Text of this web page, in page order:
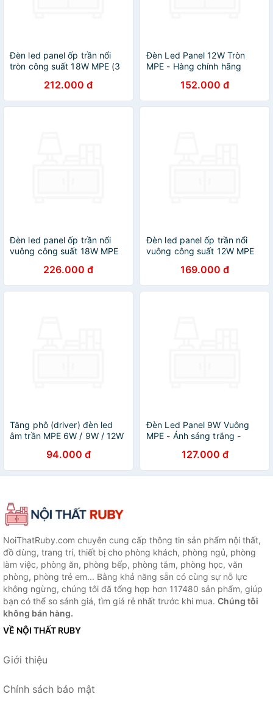
Đèn led panel ốp trần nổi
tròn công suất 18W MPE (3
212.000 đ
Đèn Led Panel 12W Tròn
MPE - Hàng chính hãng
152.000 đ
Đèn led panel ốp trần nổi
vuông công suất 18W MPE
226.000 đ
Đèn led panel ốp trần nổi
vuông công suất 12W MPE
169.000 đ
Tăng phô (driver) đèn led
âm trần MPE 6W / 9W / 12W
94.000 đ
Đèn Led Panel 9W Vuông
MPE - Ánh sáng trắng -
127.000 đ
NoiThatRuby.com chuyên cung cấp thông tin sản phẩm nội thất,
đồ dùng, trang trí, thiết bị cho phòng khách, phòng ngủ, phòng
làm việc, phòng ăn, phòng bếp, phòng tắm, phòng học, văn
phòng, phòng trẻ em... Bằng khả năng sẵn có cùng sự nỗ lực
không ngừng, chúng tôi đã tổng hợp hơn 117480 sản phẩm, giúp
bạn có thể so sánh giá, tìm giá rẻ nhất trước khi mua. Chúng tôi
không bán hàng.
VỀ NỘI THẤT RUBY
Giới thiệu
Chính sách bảo mật